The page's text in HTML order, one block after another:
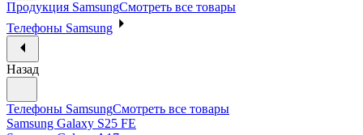
Продукция SamsungСмотреть все товары
Телефоны Samsung
Назад
Телефоны SamsungСмотреть все товары
Samsung Galaxy S25 FE